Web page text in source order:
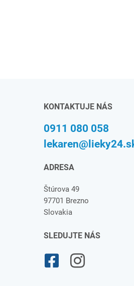
KONTAKTUJE NÁS
0911 080 058
ADRESA
Štúrova 49
97701 Brezno
Slovakia
SLEDUJTE NÁS